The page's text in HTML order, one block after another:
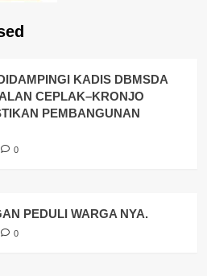
KADIS DBMSDA
CEPLAK–KRONJO
PEMBANGUNAN
0
PEDULI WARGA NYA.
0